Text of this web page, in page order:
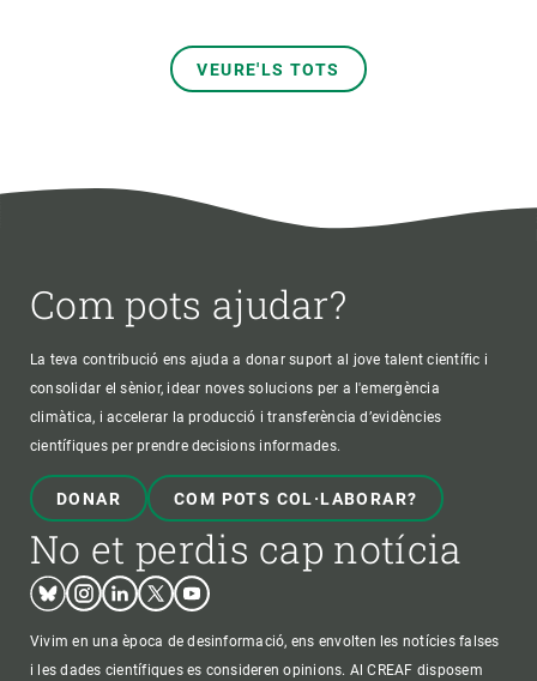
VEURE'LS TOTS
Com pots ajudar?
La teva contribució ens ajuda a donar suport al jove talent científic i
consolidar el sènior, idear noves solucions per a l'emergència
climàtica, i accelerar la producció i transferència d’evidències
científiques per prendre decisions informades.
DONAR COM POTS COL·LABORAR?
No et perdis cap notícia
BlueskyInstagram
LinkedinTwitterYoutube
Vivim en una època de desinformació, ens envolten les notícies falses
i les dades científiques es consideren opinions. Al CREAF disposem